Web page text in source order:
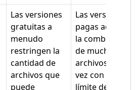
Las versiones
gratuitas a
menudo
restringen la
cantidad de
archivos que
puede
Las versiones
pagas admiten
la combinación
de muchos
archivos a la
vez con un
límite de